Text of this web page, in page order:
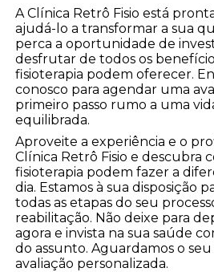
A Clínica Retrô Fisio está
ajudá-lo a transformar a sua
perca a oportunidade de
desfrutar de todos os
fisioterapia podem oferecer.
conosco para agendar uma
primeiro passo rumo a uma
equilibrada.
Aproveite a experiência e o
Clínica Retrô Fisio e descubra
fisioterapia podem fazer a
dia. Estamos à sua disposição
todas as etapas do seu
reabilitação. Não deixe para
agora e invista na sua saúde
do assunto. Aguardamos o
avaliação personalizada.